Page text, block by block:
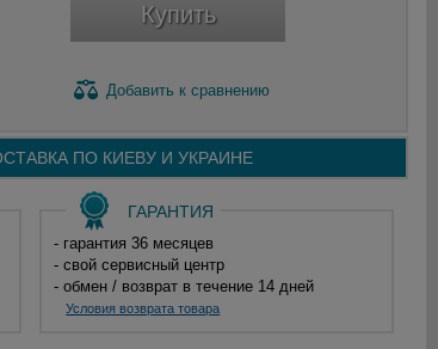
Купить
Добавить к сравнению
ПО КИЕВУ И УКРАИНЕ
ГАРАНТИЯ
- гарантия 36 месяцев
- свой сервисный центр
- обмен / возврат в течение 14 дней
Условия возврата товара